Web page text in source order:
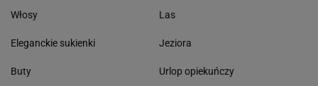
Włosy
Eleganckie sukienki
Buty
Las
Jeziora
Urlop opiekuńczy